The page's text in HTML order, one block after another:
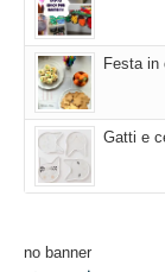
Festa
Gatti e
no banner